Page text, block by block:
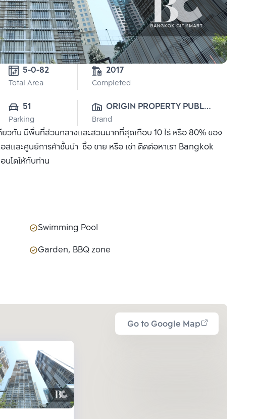
Total Area
2017
Completed
51
Parking
ORIGIN PROPERTY PUBLIC
CO., LTD.
Brand
วกัน มีพื้นที่ส่วนกลางและสวนมากที่สุดเกือบ 10 ไร่ หรือ 80% ของ
และศูนย์การค้าชั้นนำ ซื้อ ขาย หรือ เช่า ติดต่อหาเรา Bangkok
นโดให้กับท่าน
Swimming Pool
Garden, BBQ zone
Go to Google Map